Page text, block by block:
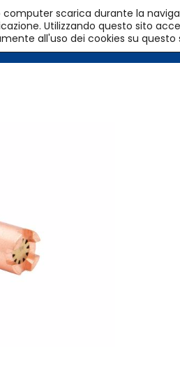
HOME
scarica durante la
Utilizzando questo sito
all'uso dei cookies su questo